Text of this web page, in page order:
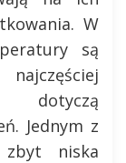
W
są
dotyczą
Jednym z
zbyt niska